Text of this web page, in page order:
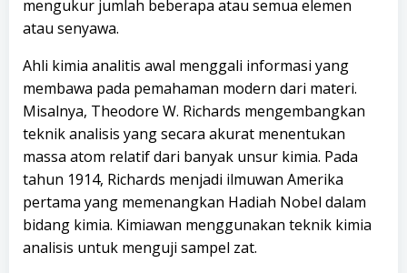
mengukur jumlah beberapa atau semua elemen
atau senyawa.
Ahli kimia analitis awal menggali informasi yang
membawa pada pemahaman modern dari materi.
Misalnya, Theodore W. Richards mengembangkan
teknik analisis yang secara akurat menentukan
massa atom relatif dari banyak unsur kimia. Pada
tahun 1914, Richards menjadi ilmuwan Amerika
pertama yang memenangkan Hadiah Nobel dalam
bidang kimia. Kimiawan menggunakan teknik kimia
analisis untuk menguji sampel zat.